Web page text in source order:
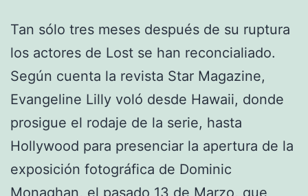
Tan sólo tres meses después de su ruptura
los actores de Lost se han reconcialiado.
Según cuenta la revista Star Magazine,
Evangeline Lilly voló desde Hawaii, donde
prosigue el rodaje de la serie, hasta
Hollywood para presenciar la apertura de la
exposición fotográfica de Dominic
Monaghan, el pasado 13 de Marzo, que